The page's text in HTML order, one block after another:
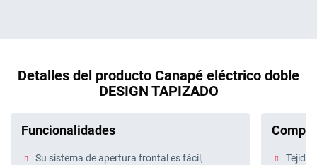
Detalles del producto Canapé eléctrico doble
DESIGN TAPIZADO
Funcionalidades
Su sistema de apertura frontal es fácil,
Tejido